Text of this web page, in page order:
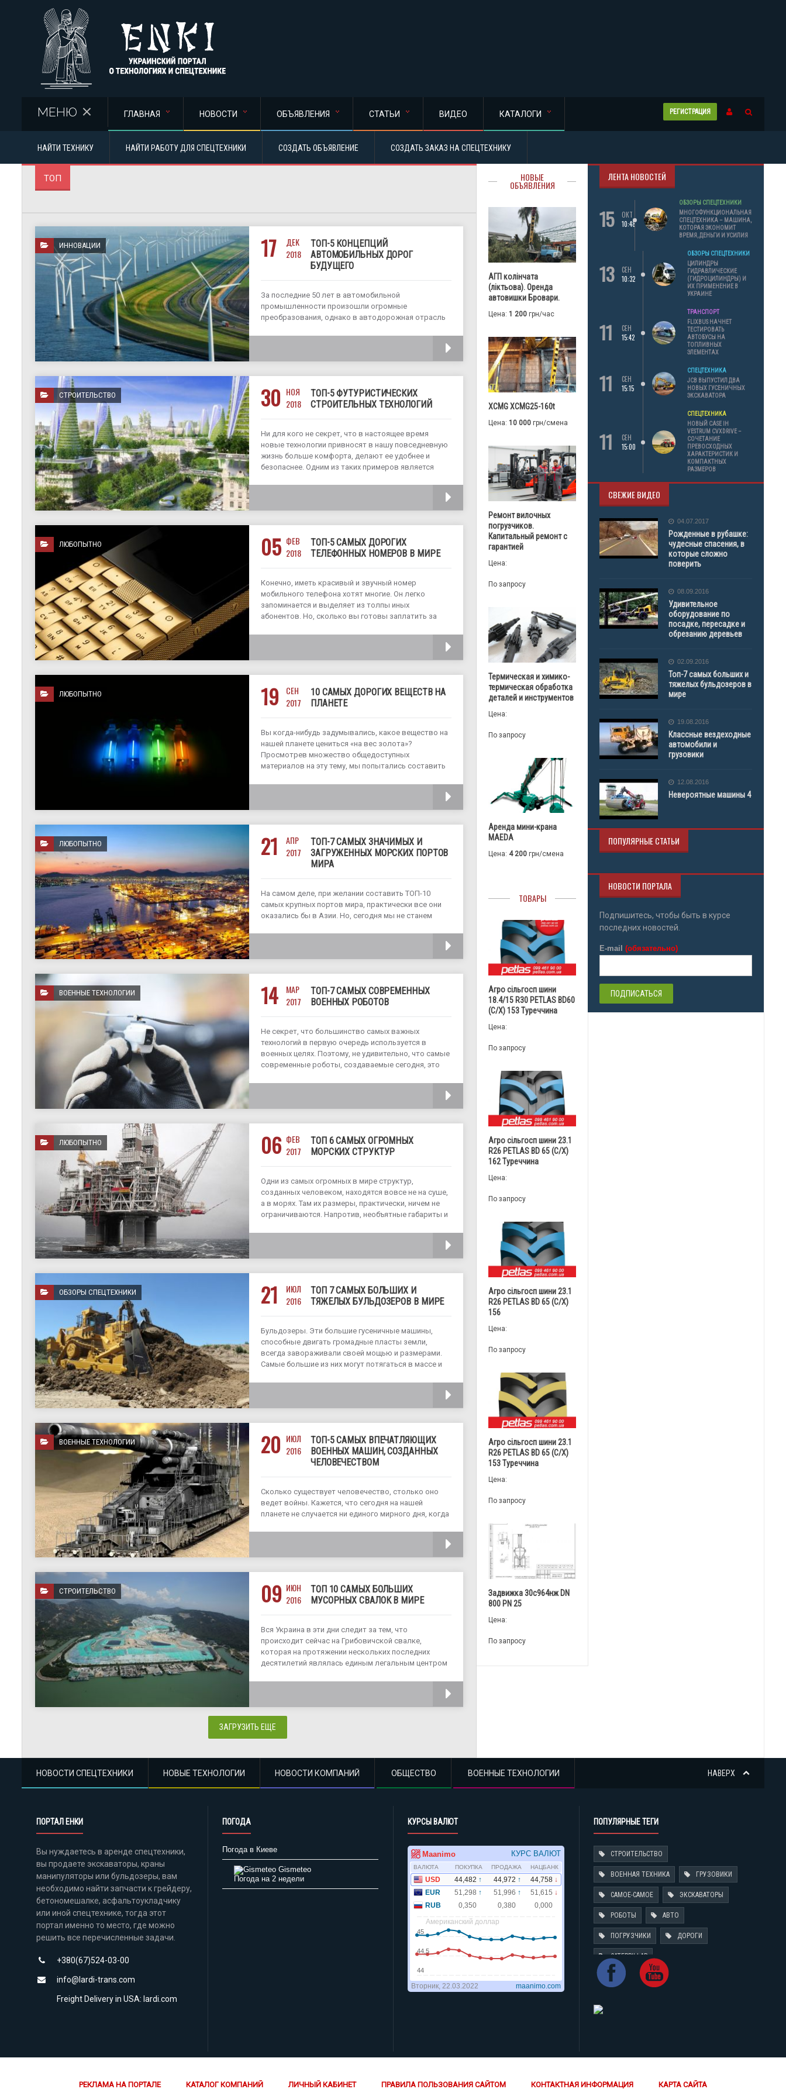
РЕГИСТРАЦИЯ
МЕНЮ ГЛАВНАЯ НОВОСТИ ОБЪЯВЛЕНИЯ СТАТЬИ ВИДЕО КАТАЛОГИ
НАЙТИ ТЕХНИКУ НАЙТИ РАБОТУ ДЛЯ СПЕЦТЕХНИКИ СОЗДАТЬ ОБЪЯВЛЕНИЕ СОЗДАТЬ ЗАКАЗ НА СПЕЦТЕХНИКУ
ТОП
ИННОВАЦИИ 17
ДЕК
2018
ТОП-5 КОНЦЕПЦИЙ
АВТОМОБИЛЬНЫХ ДОРОГ
БУДУЩЕГО
За последние 50 лет в автомобильной
промышленности произошли огромные
преобразования, однако в автодорожная отрасль
соответствующая инфраструктура. А автотрассы,
ЧИТАТЬ
СТРОИТЕЛЬСТВО 30 НОЯ
2018
ТОП-5 ФУТУРИСТИЧЕСКИХ
СТРОИТЕЛЬНЫХ ТЕХНОЛОГИЙ
Ни для кого не секрет, что в настоящее время
новые технологии привносят в нашу повседневную
жизнь больше комфорта, делают ее удобнее и
безопаснее. Одним из таких примеров является
ознакомится
ЛЮБОПЫТНО 05 ФЕВ
2018
ТОП-5 САМЫХ ДОРОГИХ
ТЕЛЕФОННЫХ НОМЕРОВ В МИРЕ
Конечно, иметь красивый и звучный номер
мобильного телефона хотят многие. Он легко
запоминается и выделяет из толпы иных
абонентов. Но, сколько вы готовы заплатить за
ЧИТАТЬ
ЛЮБОПЫТНО 19
СЕН
2017
10 САМЫХ ДОРОГИХ ВЕЩЕСТВ НА
ПЛАНЕТЕ
Вы когда-нибудь задумывались, какое вещество на
нашей планете цениться «на вес золота»?
Просмотрев множество общедоступных
материалов на эту тему, мы попытались составить
ЧИТАТЬ
ЛЮБОПЫТНО 21
АПР
2017
ТОП-7 САМЫХ ЗНАЧИМЫХ И
ЗАГРУЖЕННЫХ МОРСКИХ ПОРТОВ
МИРА
На самом деле, при желании составить ТОП-10
самых крупных портов мира, практически все они
оказались бы в Азии. Но, сегодня мы не станем
ежедневно
ЧИТАТЬ
ВОЕННЫЕ ТЕХНОЛОГИИ 14
МАР
2017
ТОП-7 САМЫХ СОВРЕМЕННЫХ
ВОЕННЫХ РОБОТОВ
Не секрет, что большинство самых важных
технологий в первую очередь используется в
военных целях. Поэтому, не удивительно, что самые
современные роботы, создаваемые сегодня, это
ЧИТАТЬ
ЛЮБОПЫТНО 06 ФЕВ
2017
ТОП 6 САМЫХ ОГРОМНЫХ
МОРСКИХ СТРУКТУР
Одни из самых огромных в мире структур,
созданных человеком, находятся вовсе не на суше,
а в морях. Там их размеры, практически, ничем не
ограничиваются. Напротив, необъятные габариты и
ЧИТАТЬ
ОБЗОРЫ СПЕЦТЕХНИКИ 21
ИЮЛ
2016
ТОП 7 САМЫХ БОЛЬШИХ И
ТЯЖЕЛЫХ БУЛЬДОЗЕРОВ В МИРЕ
Бульдозеры. Эти большие гусеничные машины,
способные двигать громадные пласты земли,
всегда завораживали своей мощью и размерами.
Самые большие из них могут потягаться в массе и
ЧИТАТЬ
ВОЕННЫЕ ТЕХНОЛОГИИ 20 ИЮЛ
2016
ТОП-5 САМЫХ ВПЕЧАТЛЯЮЩИХ
ВОЕННЫХ МАШИН, СОЗДАННЫХ
ЧЕЛОВЕЧЕСТВОМ
Сколько существует человечество, столько оно
ведет войны. Кажется, что сегодня на нашей
планете не случается ни единого мирного дня, когда
некоторые
ЧИТАТЬ
СТРОИТЕЛЬСТВО 09 ИЮН
2016
ТОП 10 САМЫХ БОЛЬШИХ
МУСОРНЫХ СВАЛОК В МИРЕ
Вся Украина в эти дни следит за тем, что
происходит сейчас на Грибовичской свалке,
которая на протяжении нескольких последних
десятилетий являлась единым легальным центром
ЗАГРУЗИТЬ ЕЩЕ
НОВЫЕ
ОБЪЯВЛЕНИЯ
АГП колінчата
(ліктьова). Оренда
автовишки Бровари.
Цена: 1 200 грн/час
XCMG XCMG25-160t
Цена: 10 000 грн/смена
Ремонт вилочных
погрузчиков.
Капитальный ремонт с
гарантией
Цена:
По запросу
Термическая и химико-
термическая обработка
деталей и инструментов
Цена:
По запросу
Аренда мини-крана
MAEDA
Цена: 4 200 грн/смена
ТОВАРЫ
Агро сільгосп шини
18.4/15 R30 PETLAS BD60
(С/Х) 153 Туреччина
Цена:
По запросу
Агро сільгосп шини 23.1
R26 PETLAS BD 65 (С/Х)
162 Туреччина
Цена:
По запросу
Агро сільгосп шини 23.1
R26 PETLAS BD 65 (С/Х)
156
Цена:
По запросу
Агро сільгосп шини 23.1
R26 PETLAS BD 65 (С/Х)
153 Туреччина
Цена:
По запросу
Задвижка 30с964нж DN
800 PN 25
Цена:
По запросу
ЛЕНТА НОВОСТЕЙ
15
ОКТ
10:48
ОБЗОРЫ СПЕЦТЕХНИКИ
МНОГОФУНКЦИОНАЛЬНАЯ
СПЕЦТЕХНИКА – МАШИНА,
КОТОРАЯ ЭКОНОМИТ
ВРЕМЯ, ДЕНЬГИ И УСИЛИЯ
13
СЕН
10:32
ОБЗОРЫ СПЕЦТЕХНИКИ
ЦИЛИНДРЫ
ГИДРАВЛИЧЕСКИЕ
(ГИДРОЦИЛИНДРЫ) И
ИХ ПРИМЕНЕНИЕ В
УКРАИНЕ
11
СЕН
15:42
ТРАНСПОРТ
FLIXBUS НАЧНЕТ
ТЕСТИРОВАТЬ
АВТОБУСЫ НА
ТОПЛИВНЫХ
ЭЛЕМЕНТАХ
11
СЕН
15:15
СПЕЦТЕХНИКА
JCB ВЫПУСТИЛ ДВА
НОВЫХ ГУСЕНИЧНЫХ
ЭКСКАВАТОРА
11
СЕН
15:00
СПЕЦТЕХНИКА
НОВЫЙ CASE IH
VESTRUM CVXDRIVE –
СОЧЕТАНИЕ
ПРЕВОСХОДНЫХ
ХАРАКТЕРИСТИК И
КОМПАКТНЫХ
РАЗМЕРОВ
СВЕЖИЕ ВИДЕО
04.07.2017
Рожденные в рубашке:
чудесные спасения, в
которые сложно
поверить
08.09.2016
Удивительное
оборудование по
посадке, пересадке и
обрезанию деревьев
02.09.2016
Топ-7 самых больших и
тяжелых бульдозеров в
мире
19.08.2016
Классные вездеходные
автомобили и
грузовики
12.08.2016
Невероятные машины 4
ПОПУЛЯРНЫЕ СТАТЬИ
НОВОСТИ ПОРТАЛА
Подпишитесь, чтобы быть в курсе
последних новостей.
E-mail(обязательно)
НАВЕРХ
НОВОСТИ СПЕЦТЕХНИКИ НОВЫЕ ТЕХНОЛОГИИ НОВОСТИ КОМПАНИЙ ОБЩЕСТВО ВОЕННЫЕ ТЕХНОЛОГИИ
ПОРТАЛ ЕНКИ
Вы нуждаетесь в аренде спецтехники,
вы продаете экскаваторы, краны
манипуляторы или бульдозеры, вам
необходимо найти запчасти к грейдеру,
бетономешалке, асфальтоукладчику
или иной спецтехнике, тогда этот
портал именно то место, где можно
решить все перечисленные задачи.
+380(67)524-03-00
info@lardi-trans.com
Freight Delivery in USA: lardi.com
ПОГОДА
Погода в Киеве
Gismeteo
Погода на 2 недели
КУРСЫ ВАЛЮТ ПОПУЛЯРНЫЕ ТЕГИ
СТРОИТЕЛЬСТВО
ВОЕННАЯ ТЕХНИКА ГРУЗОВИКИ
САМОЕ-САМОЕ ЭКСКАВАТОРЫ
РОБОТЫ АВТО
ПОГРУЗЧИКИ ДОРОГИ
CATERPILLAR
РЕКЛАМА НА ПОРТАЛЕ КАТАЛОГ КОМПАНИЙ ЛИЧНЫЙ КАБИНЕТ ПРАВИЛА ПОЛЬЗОВАНИЯ САЙТОМ КОНТАКТНАЯ ИНФОРМАЦИЯ КАРТА САЙТА